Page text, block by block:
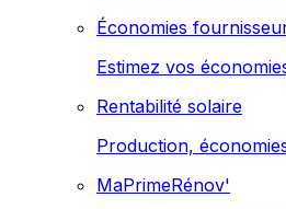
Économies
Estimez vos
Rentabilité solaire
Production,
MaPrimeRénov'